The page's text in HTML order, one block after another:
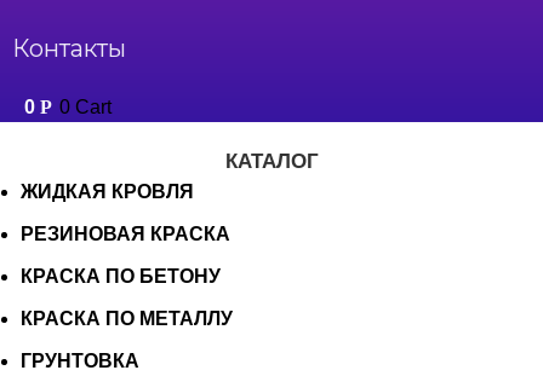
Контакты
0 Р 0 Cart
КАТАЛОГ
ЖИДКАЯ КРОВЛЯ
РЕЗИНОВАЯ КРАСКА
КРАСКА ПО БЕТОНУ
КРАСКА ПО МЕТАЛЛУ
ГРУНТОВКА